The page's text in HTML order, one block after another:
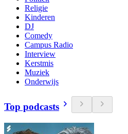
Religie
Kinderen
DJ
Comedy
Campus Radio
Interview
Kerstmis
Muziek
Onderwijs
Top podcasts